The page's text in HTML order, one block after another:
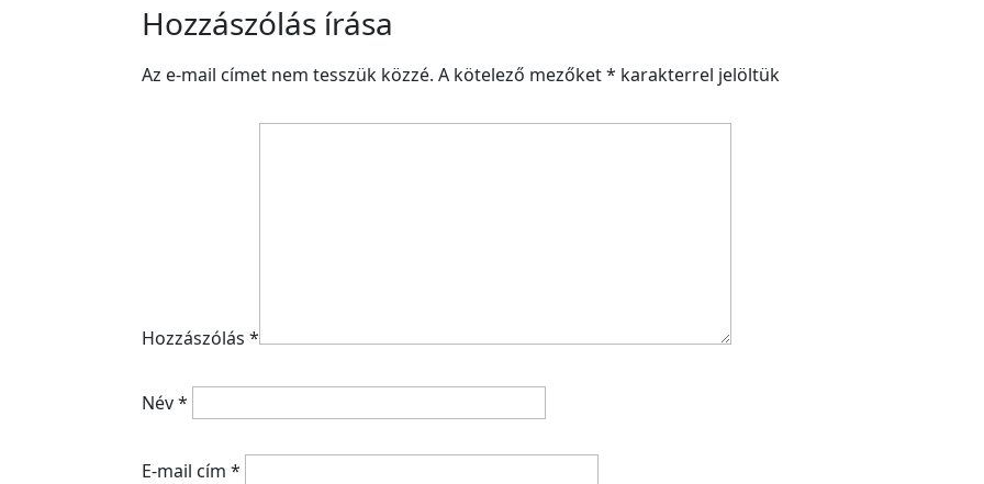
Hozzászólás írása
Az e-mail címet nem tesszük közzé. A kötelező mezőket* karakterrel jelöltük
Hozzászólás *
Név*
E-mail cím *